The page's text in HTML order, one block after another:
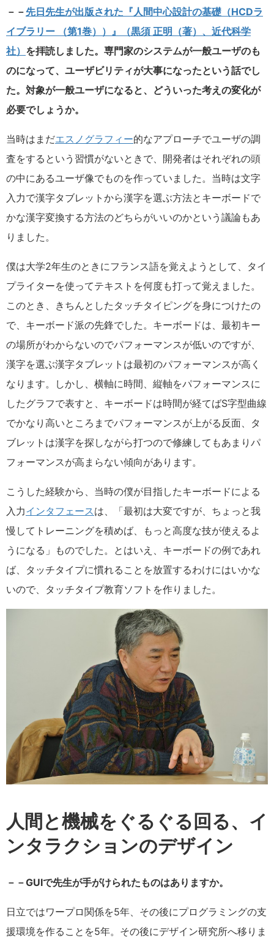
－－ 先日先生が出版された『人間中心設計の基礎（HCDラ
イブラリー （第1巻））』（黒須 正明（著）、近代科学
社） を拝読しました。専門家のシステムが一般ユーザのも
のになって、ユーザビリティが大事になったという話でし
た。対象が一般ユーザになると、どういった考えの変化が
必要でしょうか。
当時はまだエスノグラフィー的なアプローチでユーザの調
査をするという習慣がないときで、開発者はそれぞれの頭
の中にあるユーザ像でものを作っていました。当時は文字
入力で漢字タブレットから漢字を選ぶ方法とキーボードで
かな漢字変換する方法のどちらがいいのかという議論もあ
りました。
僕は大学2年生のときにフランス語を覚えようとして、タイ
プライターを使ってテキストを何度も打って覚えました。
このとき、きちんとしたタッチタイピングを身につけたの
で、キーボード派の先鋒でした。キーボードは、最初キー
の場所がわからないのでパフォーマンスが低いのですが、
漢字を選ぶ漢字タブレットは最初のパフォーマンスが高く
なります。しかし、横軸に時間、縦軸をパフォーマンスに
したグラフで表すと、キーボードは時間が経てばS字型曲線
でかなり高いところまでパフォーマンスが上がる反面、タ
ブレットは漢字を探しながら打つので修練してもあまりパ
フォーマンスが高まらない傾向があります。
こうした経験から、当時の僕が目指したキーボードによる
入力インタフェースは、「最初は大変ですが、ちょっと我
慢してトレーニングを積めば、もっと高度な技が使えるよ
うになる」ものでした。とはいえ、キーボードの例であれ
ば、タッチタイプに慣れることを放置するわけにはいかな
いので、タッチタイプ教育ソフトを作りました。
人間と機械をぐるぐる回る、イ
ンタラクションのデザイン
－－GUIで先生が手がけられたものはありますか。
日立ではワープロ関係を5年、その後にプログラミングの支
援環境を作ることを5年。その後にデザイン研究所へ移りま